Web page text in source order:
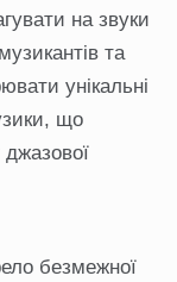
на звуки
та
унікальні
що
безмежної